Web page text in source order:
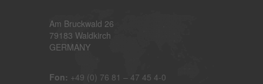
Am Bruckwald 26
79183 Waldkirch
GERMANY
Fon: +49 (0) 76 81 – 47 45 4-0